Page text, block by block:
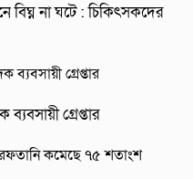
বিঘ্ন না ঘটে : চিকিৎসকদের
গ্রেপ্তার